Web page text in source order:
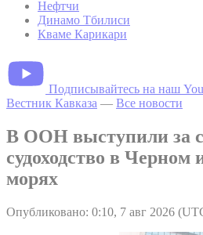
Нефтчи
Динамо Тбилиси
Кваме Карикари
Подписывайтесь на наш
Вестник Кавказа — Все новости
В ООН выступили за
судоходство в Черном
морях
Опубликовано: 0:10, 7 авг 2026